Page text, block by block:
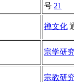
号 21
禅文化
宗学研
宗教研